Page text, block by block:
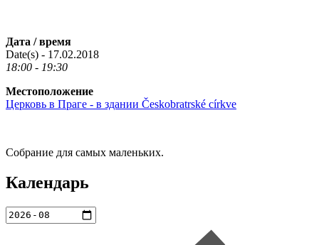
Дата / время
Date(s) - 17.02.2018
18:00 - 19:30
Местоположение
Церковь в Праге - в здании Českobratrské církve
Собрание для самых маленьких.
Календарь